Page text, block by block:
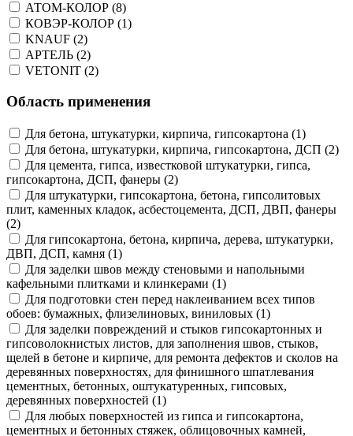
АТОМ-КОЛОР (8)
КОВЭР-КОЛОР (1)
KNAUF (2)
АРТЕЛЬ (2)
VETONIT (2)
Область применения
Для бетона, штукатурки, кирпича, гипсокартона (1)
Для бетона, штукатурки, кирпича, гипсокартона, ДСП (2)
Для цемента, гипса, известковой штукатурки, гипса,
гипсокартона, ДСП, фанеры (2)
Для штукатурки, гипсокартона, бетона, гипсолитовых
плит, каменных кладок, асбестоцемента, ДСП, ДВП, фанеры
(2)
Для гипсокартона, бетона, кирпича, дерева, штукатурки,
ДВП, ДСП, камня (1)
Для заделки швов между стеновыми и напольными
кафельными плитками и клинкерами (1)
Для подготовки стен перед наклеиванием всех типов
обоев: бумажных, флизелиновых, виниловых (1)
Для заделки повреждений и стыков гипсокартонных и
гипсоволокнистых листов, для заполнения швов, стыков,
щелей в бетоне и кирпиче, для ремонта дефектов и сколов на
деревянных поверхностях, для финишного шпатлевания
цементных, бетонных, оштукатуренных, гипсовых,
деревянных поверхностей (1)
Для любых поверхностей из гипса и гипсокартона,
цементных и бетонных стяжек, облицовочных камней,